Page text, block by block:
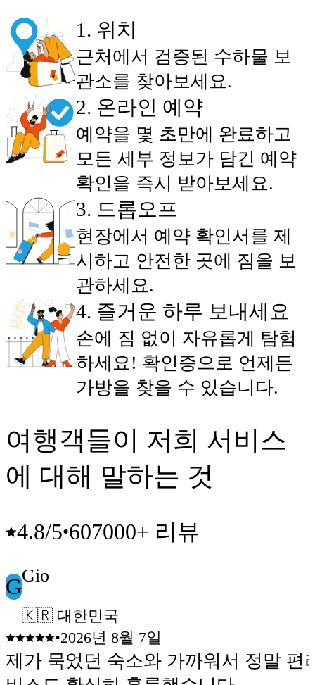
1 . 위치
근처에서 검증된 수하물 보
관소를 찾아보세요.
2. 온라인 예약
예약을 몇 초만에 완료하고
모든 세부 정보가 담긴 예약
확인을 즉시 받아보세요.
3. 드롭오프
현장에서 예약 확인서를 제
시하고 안전한 곳에 짐을 보
관하세요.
4. 즐거운 하루 보내세요
손에 짐 없이 자유롭게 탐험
하세요! 확인증으로 언제든
가방을 찾을 수 있습니다.
여행객들이 저희 서비스
에 대해 말하는 것
4.8/5•607000+ 리뷰
GGio
🇰🇷 대한민국
•2026년 8월 7일
제가 묵었던 숙소와 가까워서 정말 편